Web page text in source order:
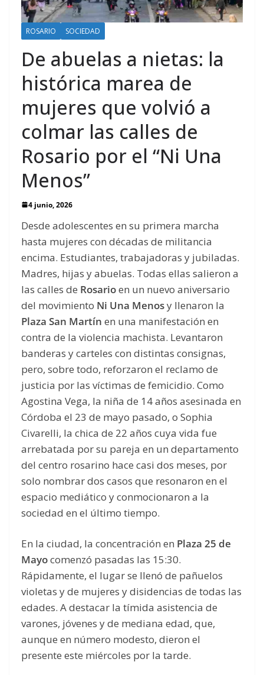
ROSARIO SOCIEDAD
De abuelas a nietas: la
histórica marea de
mujeres que volvió a
colmar las calles de
Rosario por el “Ni Una
Menos”
4 junio, 2026
Desde adolescentes en su primera marcha
hasta mujeres con décadas de militancia
encima. Estudiantes, trabajadoras y jubiladas.
Madres, hijas y abuelas. Todas ellas salieron a
las calles de Rosarioen un nuevo aniversario
del movimiento Ni Una Menosy llenaron la
Plaza San Martín en una manifestación en
contra de la violencia machista. Levantaron
banderas y carteles con distintas consignas,
pero, sobre todo, reforzaron el reclamo de
justicia por las víctimas de femicidio. Como
Agostina Vega, la niña de 14 años asesinada en
Córdoba el 23 de mayo pasado, o Sophia
Civarelli, la chica de 22 años cuya vida fue
arrebatada por su pareja en un departamento
del centro rosarino hace casi dos meses, por
solo nombrar dos casos que resonaron en el
espacio mediático y conmocionaron a la
sociedad en el último tiempo.
En la ciudad, la concentración en Plaza 25 de
Mayocomenzó pasadas las 15:30.
Rápidamente, el lugar se llenó de pañuelos
violetas y de mujeres y disidencias de todas las
edades. A destacar la tímida asistencia de
varones, jóvenes y de mediana edad, que,
aunque en número modesto, dieron el
presente este miércoles por la tarde.